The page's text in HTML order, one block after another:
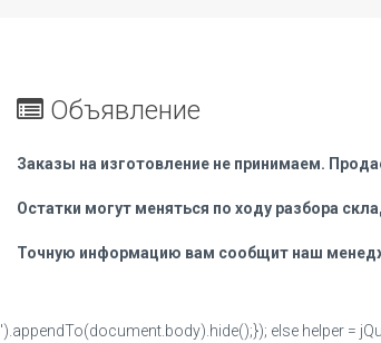
Объявление
Заказы на изготовление не принимаем.
Остатки могут меняться по ходу разбора
Точную информацию вам сообщит наш
').appendTo(document.body).hide();}); else helper =